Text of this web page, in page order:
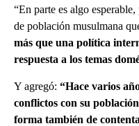
“En parte es algo
de población musulmana
más que una política
respuesta a los temas
Y agregó: “Hace varios
conflictos con su
forma también de